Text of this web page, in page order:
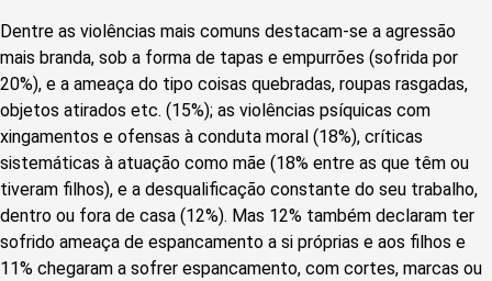
Dentre as violências mais comuns destacam-se a agressão
mais branda, sob a forma de tapas e empurrões (sofrida por
20%), e a ameaça do tipo coisas quebradas, roupas rasgadas,
objetos atirados etc. (15%); as violências psíquicas com
xingamentos e ofensas à conduta moral (18%), críticas
sistemáticas à atuação como mãe (18% entre as que têm ou
tiveram filhos), e a desqualificação constante do seu trabalho,
dentro ou fora de casa (12%). Mas 12% também declaram ter
sofrido ameaça de espancamento a si próprias e aos filhos e
11% chegaram a sofrer espancamento, com cortes, marcas ou